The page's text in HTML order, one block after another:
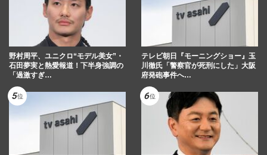
野村周平、ユニクロ“モデル美女”・
石田夢実と熱愛報道！下半身強調の
「過激すぎ…
テレビ朝日『モーニングショー』玉
川徹氏「警察官が死刑にした」大阪
府発砲事件へ…